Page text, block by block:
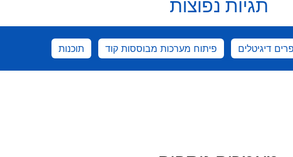
תגיות נפוצות
דיגיטלים פיתוח מערכות מבוססות קוד תוכנות